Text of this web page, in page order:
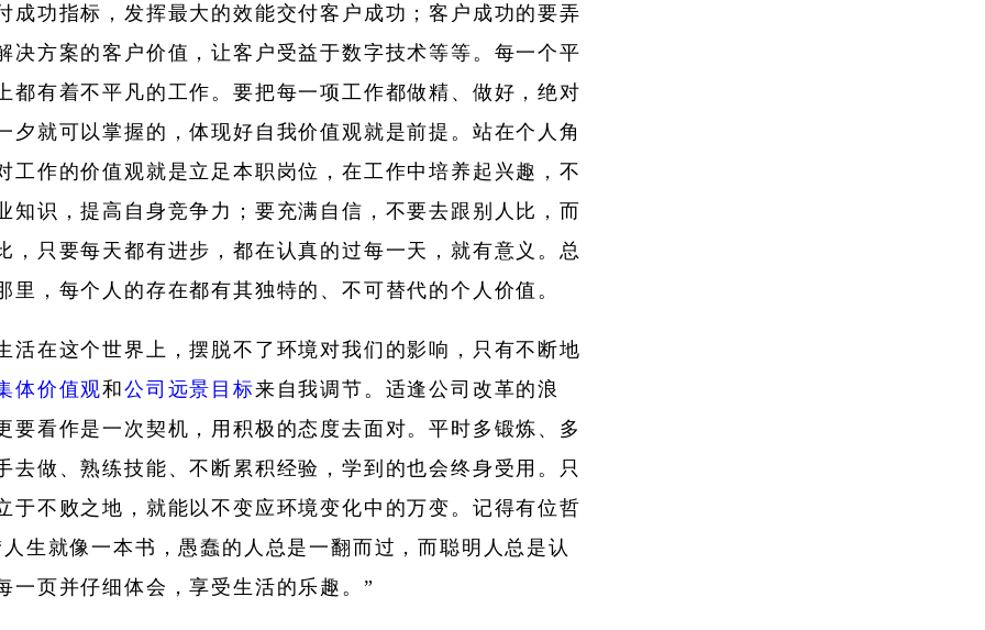
成功指标，发挥最大的效能交付客户成功；客户成功的要弄
决方案的客户价值，让客户受益于数字技术等等。每一个平
都有着不平凡的工作。要把每一项工作都做精、做好，绝对
夕就可以掌握的，体现好自我价值观就是前提。站在个人角
工作的价值观就是立足本职岗位，在工作中培养起兴趣，不
知识，提高自身竞争力；要充满自信，不要去跟别人比，而
，只要每天都有进步，都在认真的过每一天，就有意义。总
里，每个人的存在都有其独特的、不可替代的个人价值。
活在这个世界上，摆脱不了环境对我们的影响，只有不断地
体价值观和公司远景目标来自我调节。适逢公司改革的浪
要看作是一次契机，用积极的态度去面对。平时多锻炼、多
去做、熟练技能、不断累积经验，学到的也会终身受用。只
于不败之地，就能以不变应环境变化中的万变。记得有位哲
生就像一本书，愚蠢的人总是一翻而过，而聪明人总是认
一页并仔细体会，享受生活的乐趣。”